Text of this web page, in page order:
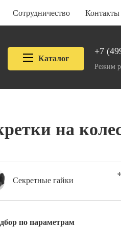
Сотрудничество Контакты
Каталог
+7
Режим
на
Секретные гайки
по параметрам